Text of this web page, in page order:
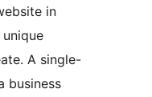
in
A single-
business